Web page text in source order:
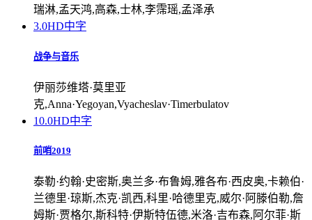
瑞淋,孟天鸿,高森,士林,李霈瑶,孟泽承
3.0HD中字
战争与音乐
伊丽莎维塔·莫里亚
克,Anna·Yegoyan,Vyacheslav·Timerbulatov
10.0HD中字
前哨2019
泰勒·约翰·史密斯,奥兰多·布鲁姆,雅各布·西皮奥,卡赖伯·
兰德里·琼斯,杰克·凯西,科里·哈德里克,威尔·阿滕伯勒,詹
姆斯·贾格尔,斯科特·伊斯特伍德,米洛·吉布森,阿尔菲·斯